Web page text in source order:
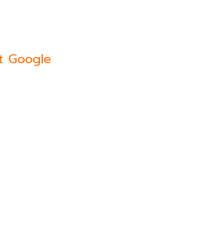
Google